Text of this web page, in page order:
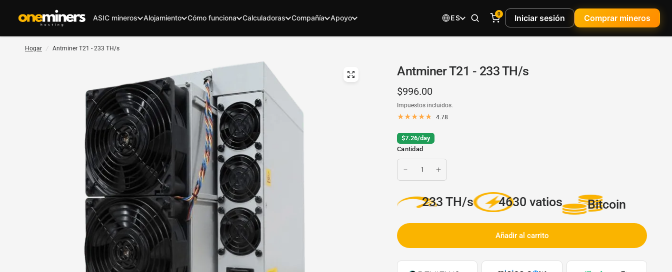
ASIC mineros Alojamiento Cómo funciona Calculadoras Compañía Apoyo ES 0 Iniciar sesión Comprar mineros
Hogar / Antminer T21 - 233 TH/s
Antminer T21 - 233 TH/s
$996.00
Impuestos incluidos.
4.78
$7.26/day
Cantidad
233 TH/s 4630 vatios Bitcoin
Añadir al carrito